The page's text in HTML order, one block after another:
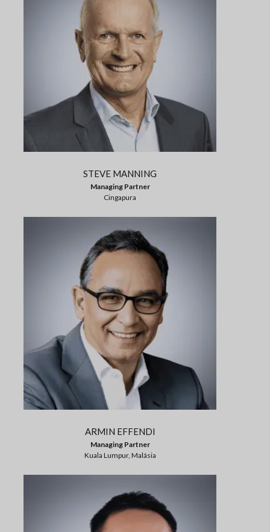
STEVE MANNING
Managing Partner
Cingapura
ARMIN EFFENDI
Managing Partner
Kuala Lumpur, Malásia